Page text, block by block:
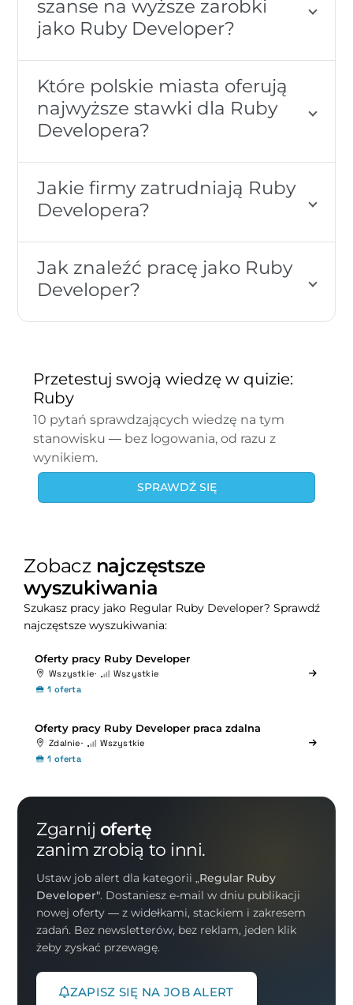
szanse na wyższe zarobki
jako Ruby Developer?
Które polskie miasta oferują
najwyższe stawki dla Ruby
Developera?
Jakie firmy zatrudniają Ruby
Developera?
Jak znaleźć pracę jako Ruby
Developer?
Przetestuj swoją wiedzę w quizie:
Ruby
10 pytań sprawdzających wiedzę na tym
stanowisku — bez logowania, od razu z
wynikiem.
SPRAWDŹ SIĘ
Zobacz najczęstsze
wyszukiwania
Szukasz pracy jako Regular Ruby Developer? Sprawdź
najczęstsze wyszukiwania:
Oferty pracy Ruby Developer
Wszystkie
Wszystkie
1 oferta
Oferty pracy Ruby Developer praca zdalna
Zdalnie
Wszystkie
1 oferta
Zgarnij ofertę
zanim zrobią to inni.
Ustaw job alert dla kategorii„Regular Ruby
Developer". Dostaniesz e-mail w dniu publikacji
nowej oferty — z widełkami, stackiem i zakresem
zadań. Bez newsletterów, bez reklam, jeden klik
żeby zyskać przewagę.
ZAPISZ SIĘ NA JOB ALERT